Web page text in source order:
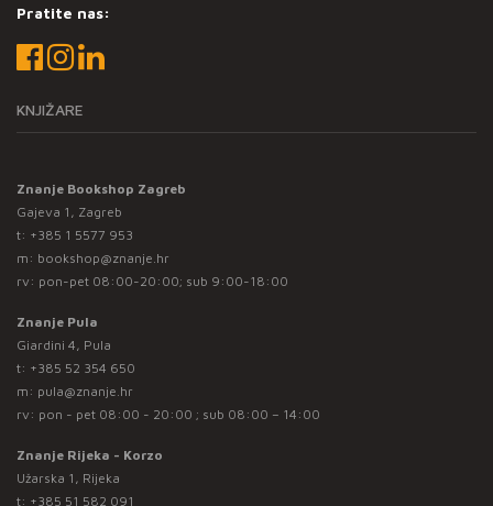
Pratite nas:
KNJIŽARE
Znanje Bookshop Zagreb
Gajeva 1, Zagreb
t: +385 1 5577 953
m: bookshop@znanje.hr
rv: pon-pet 08:00-20:00; sub 9:00-18:00
Znanje Pula
Giardini 4, Pula
t: +385 52 354 650
m: pula@znanje.hr
rv: pon - pet 08:00 - 20:00 ; sub 08:00 – 14:00
Znanje Rijeka - Korzo
Užarska 1, Rijeka
t: +385 51 582 091